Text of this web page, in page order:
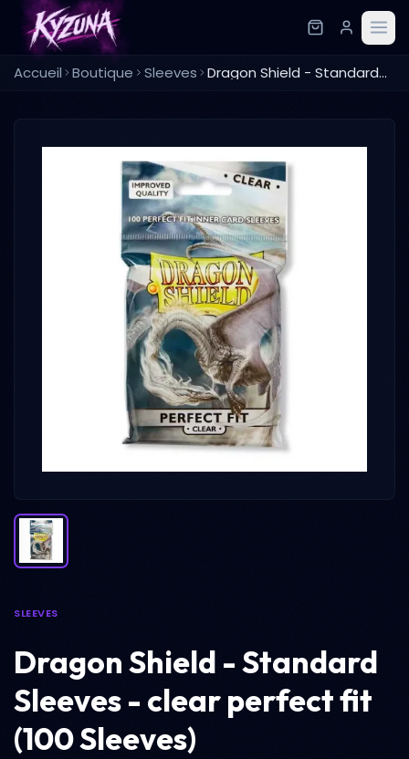
Accueil Boutique Sleeves Dragon Shield - Standard Sleeves - clear perfect fit (100 Sleeves)
SLEEVES
Dragon Shield - Standard
Sleeves - clear perfect fit
(100 Sleeves)